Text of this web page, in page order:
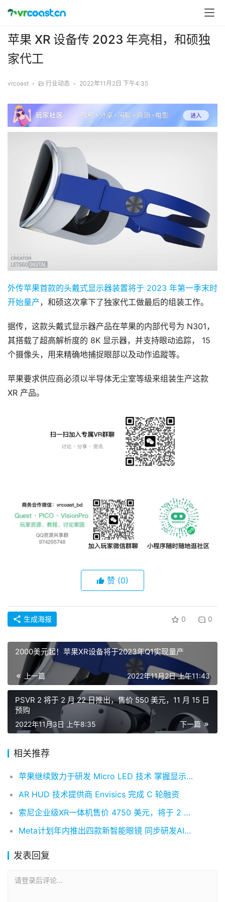
首
页
行
业
动
应
名
下
载
论
坛
社
区
登录 注册
苹果 XR 设备传 2023 年亮相，和硕独
家代工
vrcoast • 行业动态 • 2022年11月2日 下午4:35
外传苹果首款的头戴式显示器装置将于 2023 年第一季末时
开始量产，和硕这次拿下了独家代工做最后的组装工作。
据传，这款头戴式显示器产品在苹果的内部代号为 N301，
其搭载了超高解析度的 8K 显示器，并支持眼动追踪， 15
个摄像头，用来精确地捕捉眼部以及动作追蹤等。
苹果要求供应商必须以半导体无尘室等级来组装生产这款
XR 产品。
赞 (0)
生成海报 0 0
2000美元起！苹果XR设备将于2023年Q1实现量产
上一篇 2022年11月2日 上午11:43
PSVR 2 将于 2 月 22 日推出，售价 550 美元，11 月 15 日
预购
下一篇
2022年11月3日 上午8:35
相关推荐
苹果继续致力于研发 Micro LED 技术 掌握显示话语权
AR HUD 技术提供商 Envisics 完成 C 轮融资
索尼企业级XR一体机售价 4750 美元，将于 2 月发货
Meta计划年内推出四款新智能眼镜 同步研发AI吊坠设备
发表回复
请登录后评论...